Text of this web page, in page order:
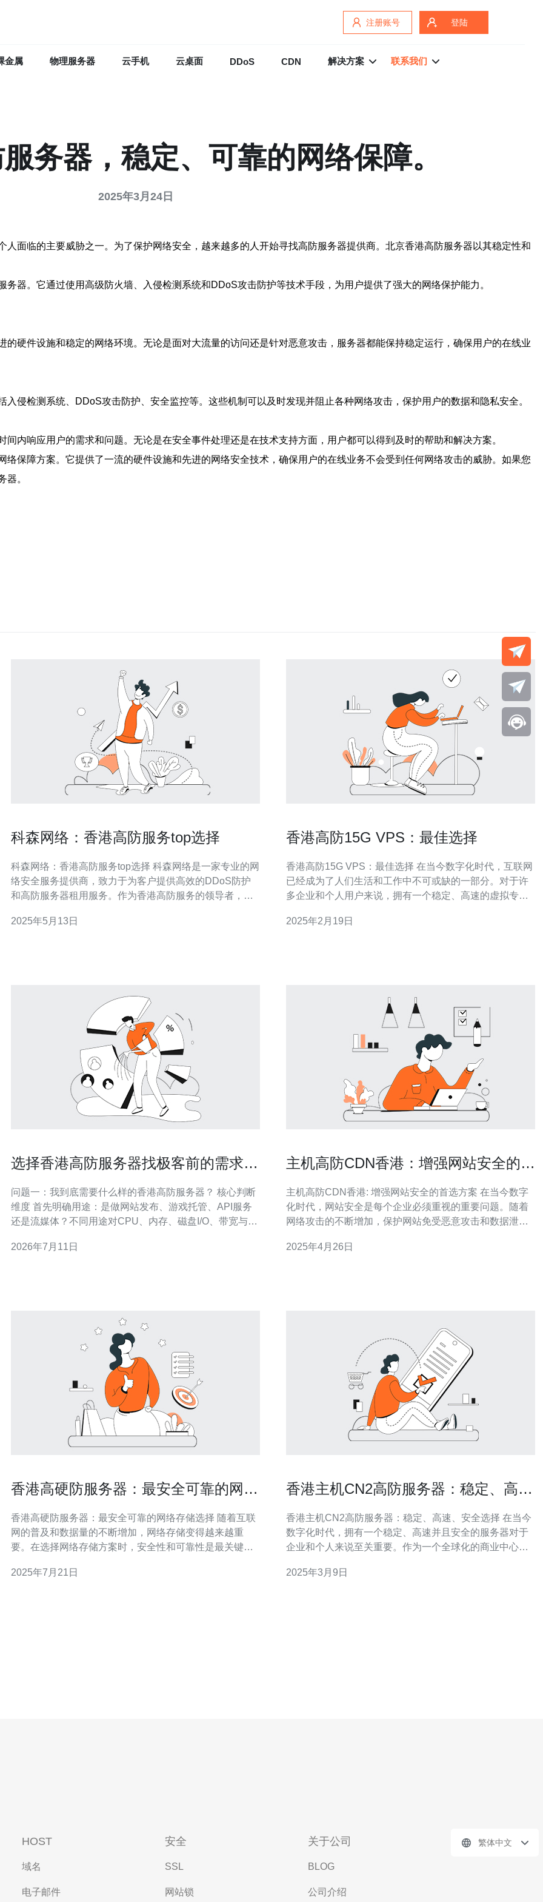
注册账号 登陆
金属 物理服务器 云手机 云桌面 DDoS CDN 解决方案 联系我们
务器，稳定、可靠的网络保障。
2025年3月24日
面临的主要威胁之一。为了保护网络安全，越来越多的人开始寻找高防服务器提供商。北京香港高防服务器以其稳定性和
器。它通过使用高级防火墙、入侵检测系统和DDoS攻击防护等技术手段，为用户提供了强大的网络保护能力。
硬件设施和稳定的网络环境。无论是面对大流量的访问还是针对恶意攻击，服务器都能保持稳定运行，确保用户的在线业
侵检测系统、DDoS攻击防护、安全监控等。这些机制可以及时发现并阻止各种网络攻击，保护用户的数据和隐私安全。
内响应用户的需求和问题。无论是在安全事件处理还是在技术支持方面，用户都可以得到及时的帮助和解决方案。
保障方案。它提供了一流的硬件设施和先进的网络安全技术，确保用户的在线业务不会受到任何网络攻击的威胁。如果您
器。
科森网络：香港高防服务top选择
科森网络：香港高防服务top选择 科森网络是一家专业的网
络安全服务提供商，致力于为客户提供高效的DDoS防护
和高防服务器租用服务。作为香港高防服务的领导者，科
靠的网络保障。 科森网络的高防服务具有以下特点： 强大
2025年5月13日
香港高防15G VPS：最佳选择
香港高防15G VPS：最佳选择 在当今数字化时代，互联网
已经成为了人们生活和工作中不可或缺的一部分。对于许
多企业和个人用户来说，拥有一个稳定、高速的虚拟专用
程序和服务的关键。而香港高防15G VPS正是一个卓越的
2025年2月19日
选择香港高防服务器找极客前的需求梳
问题一：我到底需要什么样的香港高防服务器？ 核心判断
维度 首先明确用途：是做网站发布、游戏托管、API服务
还是流媒体？不同用途对CPU、内存、磁盘I/O、带宽与延
两个要点：一是是否存在较高被攻击风险（如频繁遭遇
2026年7月11日
主机高防CDN香港：增强网站安全的首
主机高防CDN香港: 增强网站安全的首选方案 在当今数字
化时代，网站安全是每个企业必须重视的重要问题。随着
网络攻击的不断增加，保护网站免受恶意攻击和数据泄露
决方案，可以增强网站安全性，提供快速可靠的内容传
2025年4月26日
香港高硬防服务器：最安全可靠的网络
香港高硬防服务器：最安全可靠的网络存储选择 随着互联
网的普及和数据量的不断增加，网络存储变得越来越重
要。在选择网络存储方案时，安全性和可靠性是最关键的
的性能著称，成为许多企业和个人用户的首选。 香港高硬
2025年7月21日
香港主机CN2高防服务器：稳定、高
香港主机CN2高防服务器：稳定、高速、安全选择 在当今
数字化时代，拥有一个稳定、高速并且安全的服务器对于
企业和个人来说至关重要。作为一个全球化的商业中心，
CN2高防服务器成为了最受欢迎的选择。 CN2高防服务器
2025年3月9日
HOST
域名
电子邮件
安全
SSL
网站锁
关于公司
BLOG
公司介绍
繁体中文